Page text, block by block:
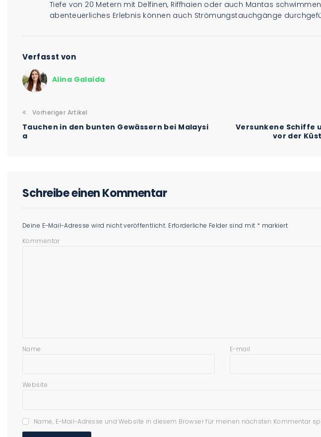
Tiefe von 20 Metern mit Delfinen, Riffhaien oder auch Mantas
abenteuerliches Erlebnis können auch Strömungstauchgänge
Verfasst von
Alina Galaida
Vorheriger Artikel
Tauchen in den bunten Gewässern bei Malaysi
a
Versunkene Schiffe
vor der
Schreibe einen Kommentar
Deine E-Mail-Adresse wird nicht veröffentlicht. Erforderliche Felder sind mit * markiert
Kommentar
Name E-mail
Website
Name, E-Mail-Adresse und Website in diesem Browser für meinen nächsten Kommentar